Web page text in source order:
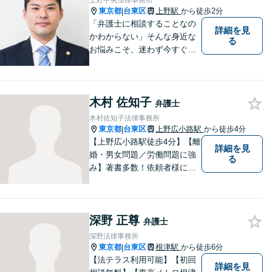
も、お気軽にご相談くださ
い。
東京都|台東区 上野駅 から徒歩2分
「弁護士に相談することなの
かわからない」そんな身近な
お悩みこそ、迷わず今すぐご
詳細を見
る
木村 佐知子 弁護士
木村佐知子法律事務所
東京都|台東区 上野広小路駅 から徒歩4分
【上野広小路駅徒歩4分】【離
婚・男女問題／労働問題に強
み】著書多数！依頼者様に寄
で、お気軽にお声がけくださ
い。1つ1つの問題に真摯に向
き合ってまいります。
詳細を見
る
深野 正尊 弁護士
深野法律事務所
東京都|台東区 根津駅 から徒歩6分
【法テラス利用可能】【初回
詳細を見